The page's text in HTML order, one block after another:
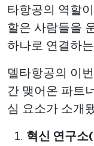
타항공의 역할
할은 사람들을
하나로 연결하
델타항공의 이
간 맺어온 파트
심 요소가 소개
혁신 연구소